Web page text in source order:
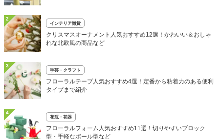
2
インテリア雑貨
クリスマスオーナメント人気おすすめ12選！かわいい＆おしゃ
れな北欧風の商品など
3
手芸・クラフト
フローラルテープ人気おすすめ4選！定番から粘着力のある便利
タイプまで紹介
4
花瓶・花器
フローラルフォーム人気おすすめ11選！切りやすいブロック
型・手軽なボール型など